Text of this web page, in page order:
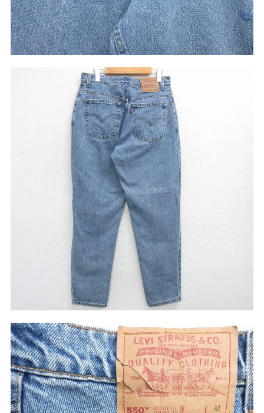
長袖シャツ XS S M L XL
半袖シャツ XS S M L XL
XS S M
W30以下 W31,W32
W33,W34 W35,W36
W37以上
Search by Maniacマニアックから探す
アニメ
Tシャツ
すべてのマニアックを見る
Search by Period年代から探す
90年代 80年代 70年代